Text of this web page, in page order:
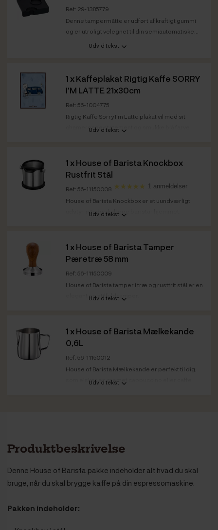
Ref: 29-1385779
Denne tampermåtte er udført af kraftigt gummi
og er utroligt velegnet til din semiautomatiske...
Udvid tekst
1 xKaffeplakat Rigtig Kaffe SORRY
I'M LATTE 21x30cm
Ref: 56-1004775
Rigtig Kaffe Sorry I'm Latte plakat vil med sit
chamerende statement og smukke blå farve
Udvid tekst
1 xHouse of Barista Knockbox
Rustfrit Stål
Ref: 56-11150008 1 anmeldelser
House of Barista Knockbox er et uundværligt
udstyr, når du skal lege barista i hjemmet.
Udvid tekst
1 xHouse of Barista Tamper
Pæretræ 58 mm
Ref: 56-11150009
House of Barista tamper i træ og rustfrit stål er en
elegant og stilfuld tamper.
Udvid tekst
1 xHouse of Barista Mælkekande
0,6L
Ref: 56-11150012
House of Barista Mælkekande er perfekt til dig,
som elsker en cremet cappuccino eller caffe
Udvid tekst
Produktbeskrivelse
Denne House of Barista pakke indeholder alt hvad du skal
bruge, når du skal brygge kaffe på din espressomaskine.
Pakken indeholder: